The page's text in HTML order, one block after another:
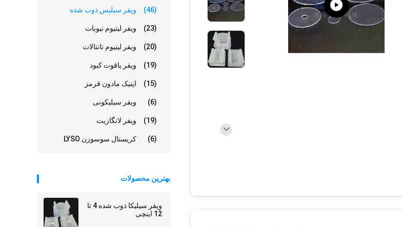
ویفر سیلیس ذوب شده (46)
ویفر لیتیوم نیوبات (23)
ویفر لیتیوم تانتالات (20)
ویفر یاقوت کبود (19)
اپتیک مادون قرمز (15)
ویفر سیلیکونی (6)
ویفر لانگازیت (19)
کریستال سوسوزن LYSO (6)
بهترین محصولات
ویفر سیلیکا ذوب شده 4 تا
12 اینچی